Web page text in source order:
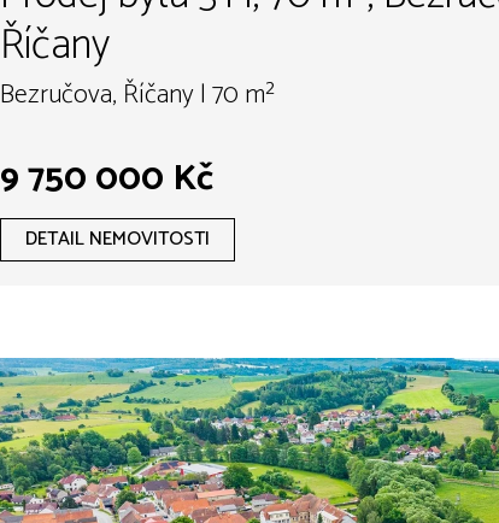
Říčany
Bezručova, Říčany | 70 m²
9 750 000 Kč
DETAIL NEMOVITOSTI